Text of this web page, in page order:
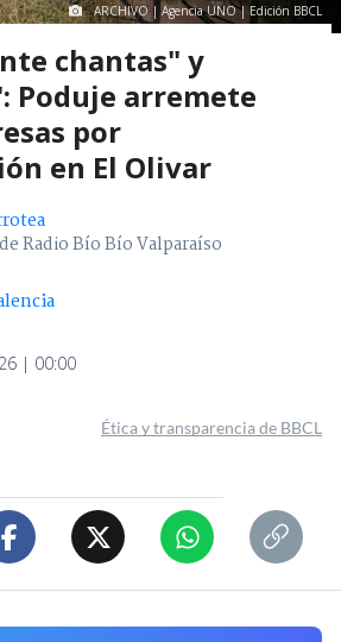
ARCHIVO | Agencia UNO | Edición BBCL
chantas" y
Poduje arremete
por
en El Olivar
Radio Bío Bío Valparaíso
| 00:00
Ética y transparencia de BBCL